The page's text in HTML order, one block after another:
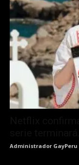
Administrador GayPeru